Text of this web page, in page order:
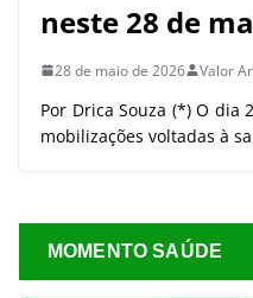
neste 28 de
28 de maio de 2026 Valor
Por Drica Souza (*) O dia
mobilizações voltadas à
MOMENTO SAÚDE